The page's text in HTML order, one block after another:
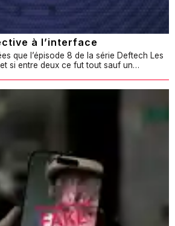
à l’interface
que l’épisode 8 de la série Deftech Les
si entre deux ce fut tout sauf un…